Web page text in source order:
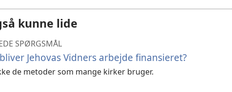
kunne lide
SPØRGSMÅL
Jehovas Vidners arbejde finansieret?
de metoder som mange kirker bruger.